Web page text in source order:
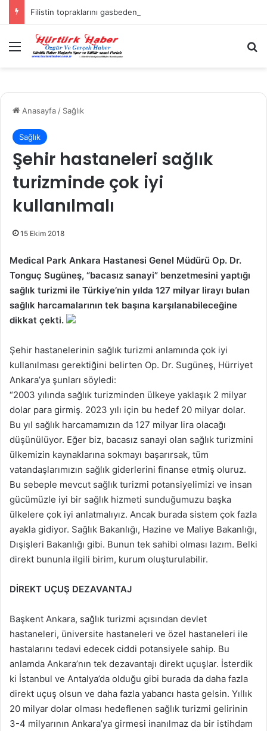
Menü
Anasayfa / Sağlık
Sağlık
Şehir hastaneleri sağlık
turizminde çok iyi
kullanılmalı
15 Ekim 2018
Medical Park Ankara Hastanesi Genel Müdürü Op. Dr.
Tonguç Sugüneş, “bacasız sanayi” benzetmesini yaptığı
sağlık turizmi ile Türkiye’nin yılda 127 milyar lirayı bulan
sağlık harcamalarının tek başına karşılanabileceğine
dikkat çekti.
Şehir hastanelerinin sağlık turizmi anlamında çok iyi
kullanılması gerektiğini belirten Op. Dr. Sugüneş, Hürriyet
Ankara’ya şunları söyledi:
“2003 yılında sağlık turizminden ülkeye yaklaşık 2 milyar
dolar para girmiş. 2023 yılı için bu hedef 20 milyar dolar.
Bu yıl sağlık harcamamızın da 127 milyar lira olacağı
düşünülüyor. Eğer biz, bacasız sanayi olan sağlık turizmini
ülkemizin kaynaklarına sokmayı başarırsak, tüm
vatandaşlarımızın sağlık giderlerini finanse etmiş oluruz.
Bu sebeple mevcut sağlık turizmi potansiyelimizi ve insan
gücümüzle iyi bir sağlık hizmeti sunduğumuzu başka
ülkelere çok iyi anlatmalıyız. Ancak burada sistem çok fazla
ayakla gidiyor. Sağlık Bakanlığı, Hazine ve Maliye Bakanlığı,
Dışişleri Bakanlığı gibi. Bunun tek sahibi olması lazım. Belki
direkt bununla ilgili birim, kurum oluşturulabilir.
DİREKT UÇUŞ DEZAVANTAJ
Başkent Ankara, sağlık turizmi açısından devlet
hastaneleri, üniversite hastaneleri ve özel hastaneleri ile
hastalarını tedavi edecek ciddi potansiyele sahip. Bu
anlamda Ankara’nın tek dezavantajı direkt uçuşlar. İsterdik
ki İstanbul ve Antalya’da olduğu gibi burada da daha fazla
direkt uçuş olsun ve daha fazla yabancı hasta gelsin. Yıllık
20 milyar dolar olması hedeflenen sağlık turizmi gelirinin
3-4 milyarının Ankara’ya girmesi inanılmaz da bir istihdam